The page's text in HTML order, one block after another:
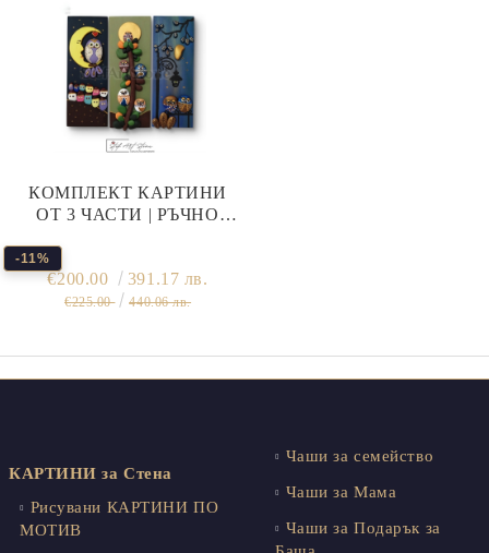
КОМПЛЕКТ КАРТИНИ
ОТ 3 ЧАСТИ | РЪЧНО
ДЪРВО И КАМЪНИ
-11%
€200.00 391.17 лв.
€225.00 440.06 лв.
КАРТИНИ за Стена
Рисувани КАРТИНИ ПО
МОТИВ
Чаши за семейство
Чаши за Мама
Чаши за Подарък за